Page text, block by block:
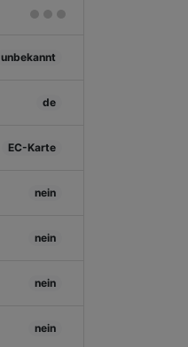
unbekannt
de
EC-Karte
nein
nein
nein
nein